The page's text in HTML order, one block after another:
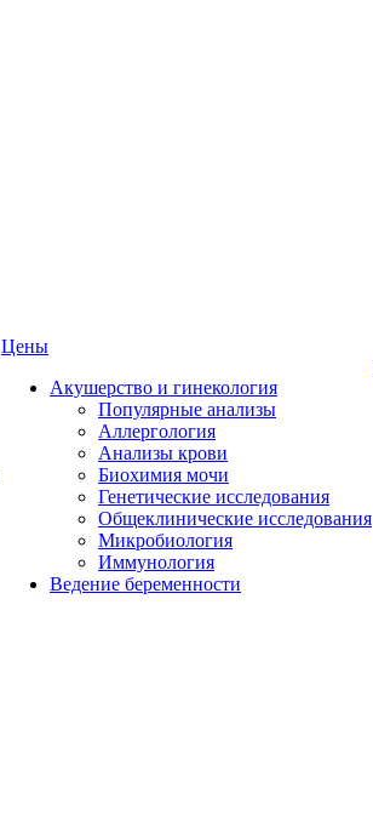
Цены
Акушерство и гинекология
Популярные анализы
Аллергология
Анализы крови
Биохимия мочи
Генетические исследования
Общеклинические исследования
Микробиология
Иммунология
Ведение беременности